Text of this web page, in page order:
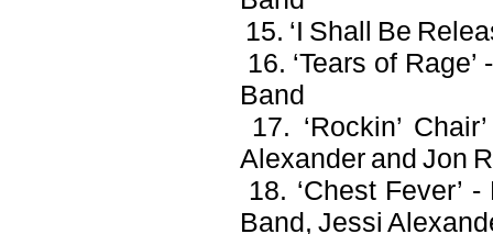
15. ‘I Shall Be
16. ‘Tears of
Band
17. ‘Rockin’
Alexander and Jon
18. ‘Chest Fever’
Band, Jessi